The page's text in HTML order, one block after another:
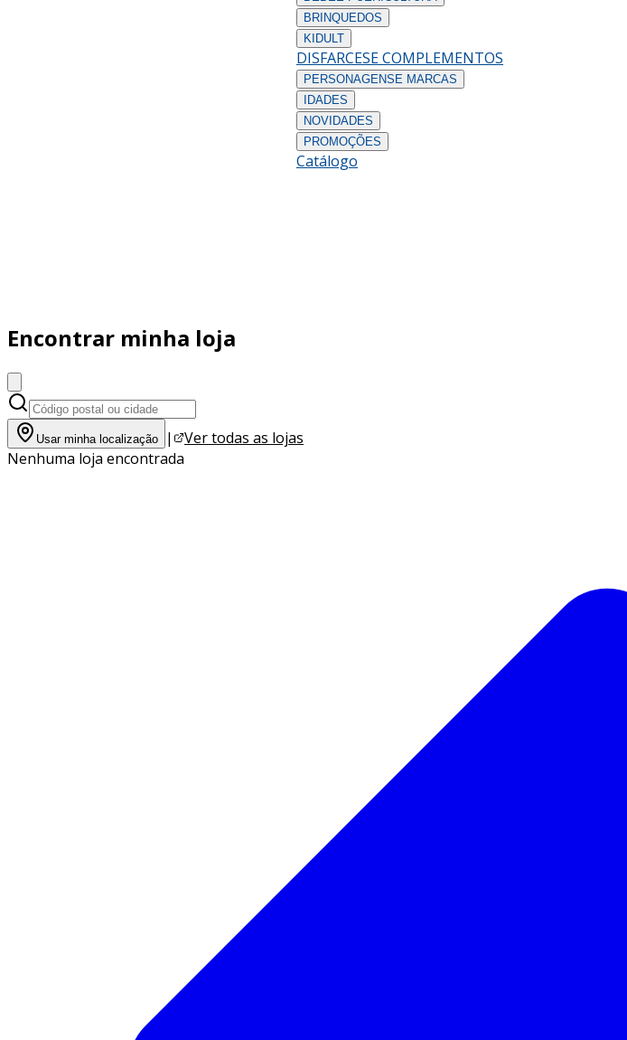
BRINQUEDOS
KIDULT
DISFARCESE COMPLEMENTOS
PERSONAGENS E MARCAS
IDADES
NOVIDADES
PROMOÇÕES
Catálogo
Encontrar minha loja
Usar minha localização |
Ver todas as lojas
Nenhuma loja encontrada